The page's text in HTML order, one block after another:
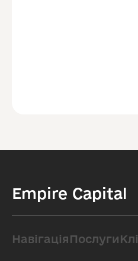
Empire Capital
НавігаціяПослуги